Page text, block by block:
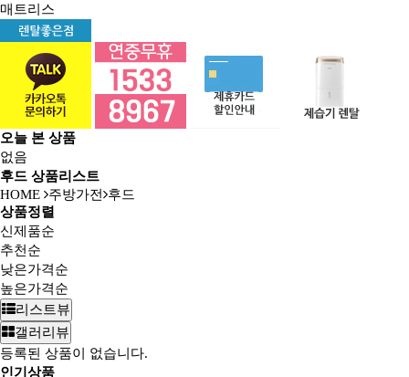
매트리스
오늘 본 상품
없음
후드 상품리스트
HOME
주방가전 후드
상품정렬
신제품순
추천순
낮은가격순
높은가격순
리스트뷰
갤러리뷰
등록된 상품이 없습니다.
인기상품